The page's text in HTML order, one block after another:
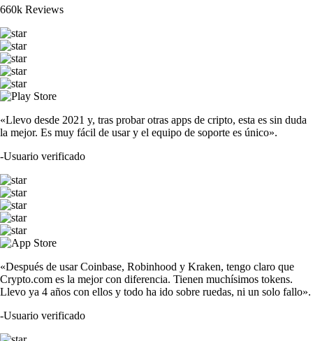
660k Reviews
«Llevo desde 2021 y, tras probar otras apps de cripto, esta es sin duda
la mejor. Es muy fácil de usar y el equipo de soporte es único».
-Usuario verificado
«Después de usar Coinbase, Robinhood y Kraken, tengo claro que
Crypto.com es la mejor con diferencia. Tienen muchísimos tokens.
Llevo ya 4 años con ellos y todo ha ido sobre ruedas, ni un solo fallo».
-Usuario verificado